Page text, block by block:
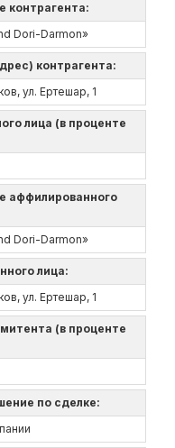
контрагента:
Dori-Darmon»
контрагента:
ул. Ертешар, 1
лица (в проценте
аффилированного
Dori-Darmon»
лица:
ул. Ертешар, 1
(в проценте
по сделке: